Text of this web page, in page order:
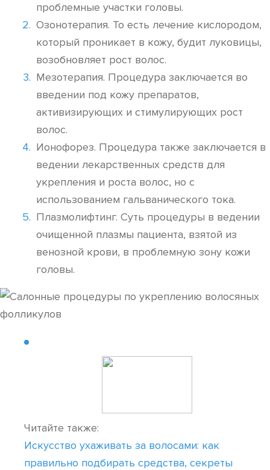
проблемные участки головы.
Озонотерапия. То есть лечение кислородом,
который проникает в кожу, будит луковицы,
возобновляет рост волос.
Мезотерапия. Процедура заключается во
введении под кожу препаратов,
активизирующих и стимулирующих рост
волос.
Ионофорез. Процедура также заключается в
ведении лекарственных средств для
укрепления и роста волос, но с
использованием гальванического тока.
Плазмолифтинг. Суть процедуры в ведении
очищенной плазмы пациента, взятой из
венозной крови, в проблемную зону кожи
головы.
Читайте также:
Искусство ухаживать за волосами: как
правильно подбирать средства, секреты